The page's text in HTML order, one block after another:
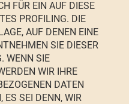
FÜR EIN AUF DIESE
PROFILING. DIE
AUF DENEN EINE
SIE DIESER
WENN SIE
WIR IHRE
DATEN
ES SEI DENN, WIR